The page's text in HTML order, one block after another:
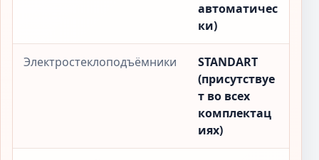
автоматичес
ки)
Электростеклоподъёмники
STANDART
(присутствуе
т во всех
комплектац
иях)